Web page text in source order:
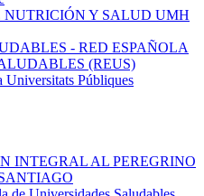
NUTRICIÓN Y SALUD UMH
- RED ESPAÑOLA
(REUS)
Universitats Públiques
INTEGRAL AL PEREGRINO